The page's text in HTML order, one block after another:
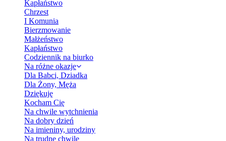
Kapłaństwo
Chrzest
I Komunia
Bierzmowanie
Małżeństwo
Kapłaństwo
Codziennik na biurko
Na różne okazje
Dla Babci, Dziadka
Dla Żony, Męża
Dziękuję
Kocham Cię
Na chwile wytchnienia
Na dobry dzień
Na imieniny, urodziny
Na trudne chwile